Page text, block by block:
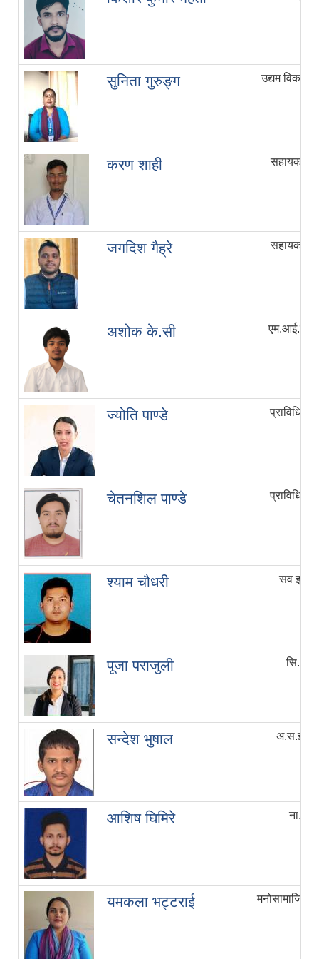
सुनिता गुरुङ्ग उद्यम विकास
करण शाही सहायक
जगदिश गैह्रे सहायक
अशोक के.सी एम.आई.एस
ज्योति पाण्डे प्राविधिक
चेतनशिल पाण्डे प्राविधिक
श्याम चौधरी सव
पूजा पराजुली
सन्देश भुषाल
आशिष घिमिरे
यमकला भट्टराई मनोसामाजिक